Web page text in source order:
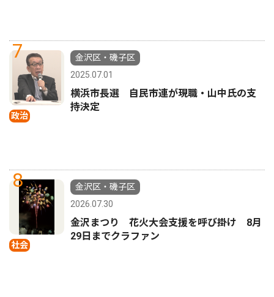
7
政治
金沢区・磯子区
2025.07.01
横浜市長選 自民市連が現職・山中氏の支
持決定
8
社会
金沢区・磯子区
2026.07.30
金沢まつり 花火大会支援を呼び掛け 8月
29日までクラファン